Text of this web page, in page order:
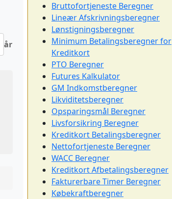
år
Bruttofortjeneste Beregner
Lineær Afskrivningsberegner
Lønstigningsberegner
Minimum Betalingsberegner for
Kreditkort
PTO Beregner
Futures Kalkulator
GM Indkomstberegner
Likviditetsberegner
Opsparingsmål Beregner
Livsforsikring Beregner
Kreditkort Betalingsberegner
Nettofortjeneste Beregner
WACC Beregner
Kreditkort Afbetalingsberegner
Fakturerbare Timer Beregner
Købekraftberegner